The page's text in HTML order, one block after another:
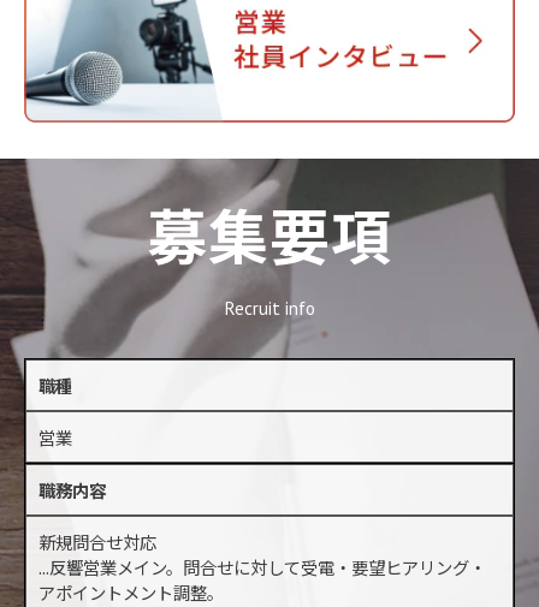
募集要項
Recruit info
職種
営業
職務内容
新規問合せ対応
...反響営業メイン。問合せに対して受電・要望ヒアリング・
アポイントメント調整。